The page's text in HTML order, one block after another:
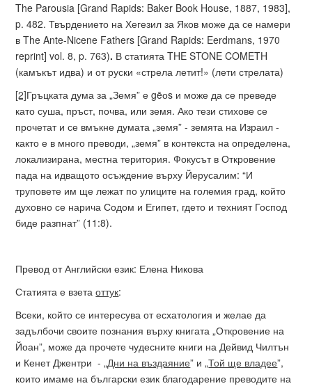
The Parousia [Grand Rapids: Baker Book House, 1887, 1983],
p. 482. Твърдението на Хегезил за Яков може да се намери
в The Ante-Nicene Fathers [Grand Rapids: Eerdmans, 1970
reprint] vol. 8, p. 763). В статията THE STONE COMETH
(камъкът идва) и от руски «стрела летит!» (лети стрелата)
[2]Гръцката дума за „Земя” е gēоs и може да се преведе
като суша, пръст, почва, или земя. Ако тези стихове се
прочетат и се вмъкне думата „земя” - земята на Израил -
както е в много преводи, „земя” в контекста на определена,
локализирана, местна територия. Фокусът в Откровение
пада на идващото осъждение върху Йерусалим: “И
труповете им ще лежат по улиците на големия град, който
духовно се нарича Содом и Египет, гдето и техният Господ
биде разпнат” (11:8).
Превод от Английски език: Елена Никова
Статията е взетаоттук:
Всеки, който се интересува от есхатология и желае да
задълбочи своите познания върху книгата „Откровение на
Йоан”, може да прочете чудесните книги на Дейвид Чилтън
и Кенет Джентри - „Дни на въздаяние” и „Той ще владее”,
които имаме на български език благодарение преводите на